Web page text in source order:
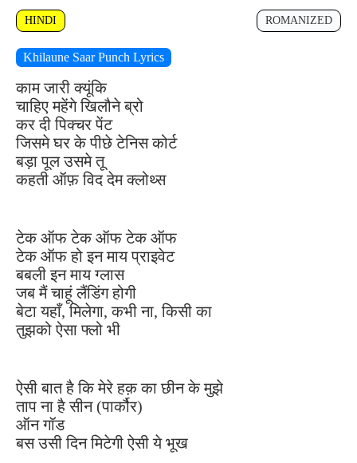
HINDI ROMANIZED
Khilaune Saar Punch Lyrics
काम जारी क्यूंकि
चाहिए महेंगे खिलौने ब्रो
कर दी पिक्चर पेंट
जिसमे घर के पीछे टेनिस कोर्ट
बड़ा पूल उसमे तू
कहती ऑफ़ विद देम क्लोथ्स
टेक ऑफ टेक ऑफ टेक ऑफ
टेक ऑफ हो इन माय प्राइवेट
बबली इन माय ग्लास
जब मैं चाहूं लैंडिंग होगी
बेटा यहाँ, मिलेगा, कभी ना, किसी का
तुझको ऐसा फ्लो भी
ऐसी बात है कि मेरे हक़ का छीन के मुझे
ताप ना है सीन (पार्कौर)
ऑन गॉड
बस उसी दिन मिटेगी ऐसी ये भूख